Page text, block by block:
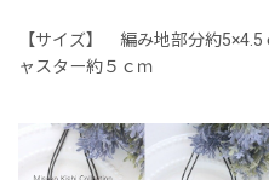
【サイズ】 編み地部分約
ャスター約５ｃｍ